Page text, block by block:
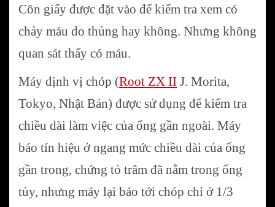
Côn giấy được đặt vào để kiểm tra xem có
chảy máu do thủng hay không. Nhưng không
quan sát thấy có máu.
Máy định vị chóp (Root ZX II J. Morita,
Tokyo, Nhật Bản) được sử dụng để kiểm tra
chiều dài làm việc của ống gần ngoài. Máy
báo tín hiệu ở ngang mức chiều dài của ống
gần trong, chứng tỏ trâm đã nằm trong ống
tủy, nhưng máy lại báo tới chóp chỉ ở 1/3